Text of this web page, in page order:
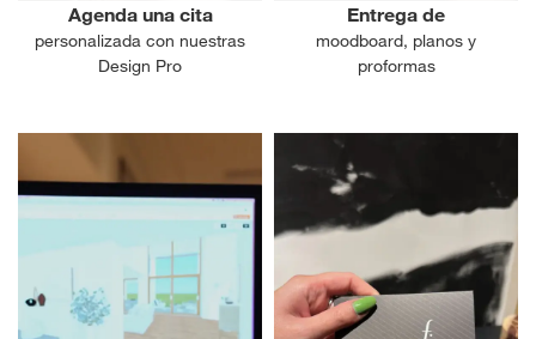
Agenda una cita
personalizada con nuestras
Design Pro
Entrega de
moodboard, planos y
proformas